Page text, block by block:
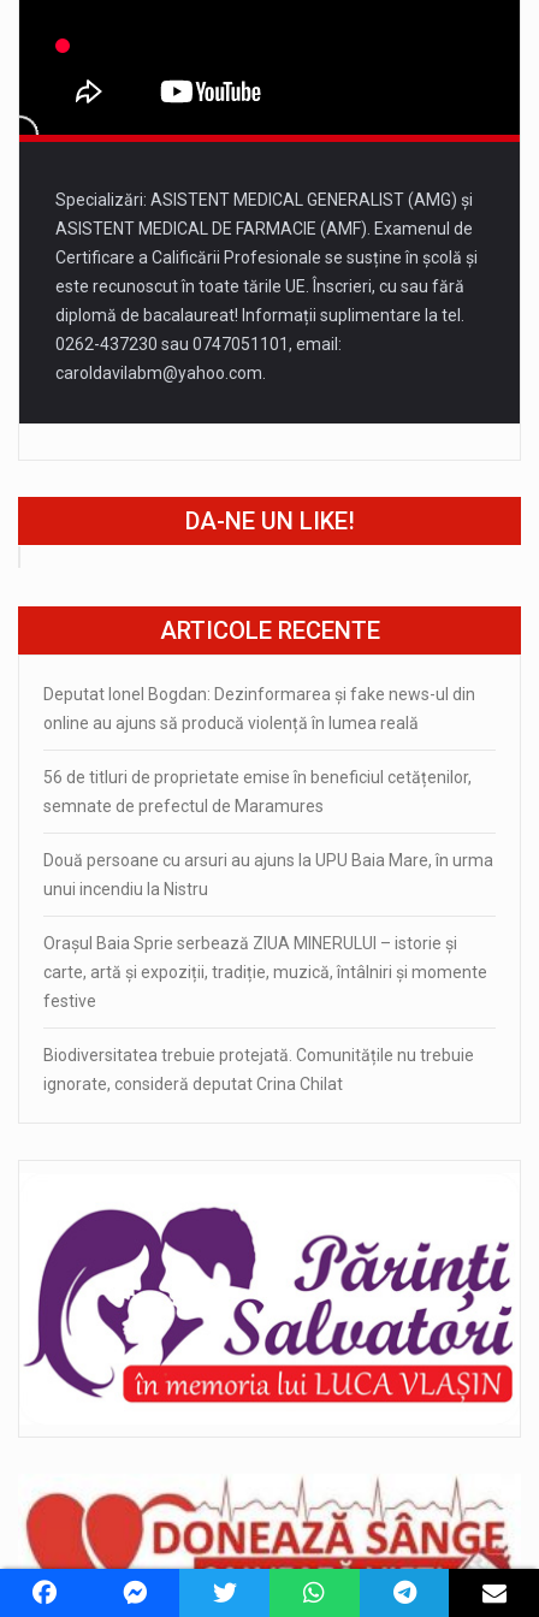
Duminică
Specializări: ASISTENT MEDICAL GENERALIST (AMG) și
ASISTENT MEDICAL DE FARMACIE (AMF). Examenul de
Certificare a Calificării Profesionale se susține în școlă și
este recunoscut în toate tările UE. Înscrieri, cu sau fără
diplomă de bacalaureat! Informații suplimentare la tel.
0262-437230 sau 0747051101, email:
caroldavilabm@yahoo.com.
DA-NE UN LIKE!
ARTICOLE RECENTE
Deputat Ionel Bogdan: Dezinformarea și fake news-ul din
online au ajuns să producă violență în lumea reală
56 de titluri de proprietate emise în beneficiul cetățenilor,
semnate de prefectul de Maramures
Două persoane cu arsuri au ajuns la UPU Baia Mare, în urma
unui incendiu la Nistru
Orașul Baia Sprie serbează ZIUA MINERULUI – istorie și
carte, artă și expoziții, tradiție, muzică, întâlniri și momente
festive
Biodiversitatea trebuie protejată. Comunitățile nu trebuie
ignorate, consideră deputat Crina Chilat